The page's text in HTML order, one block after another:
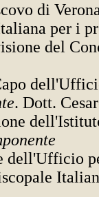
di
per i
del
. Dott.
dell'Ufficio